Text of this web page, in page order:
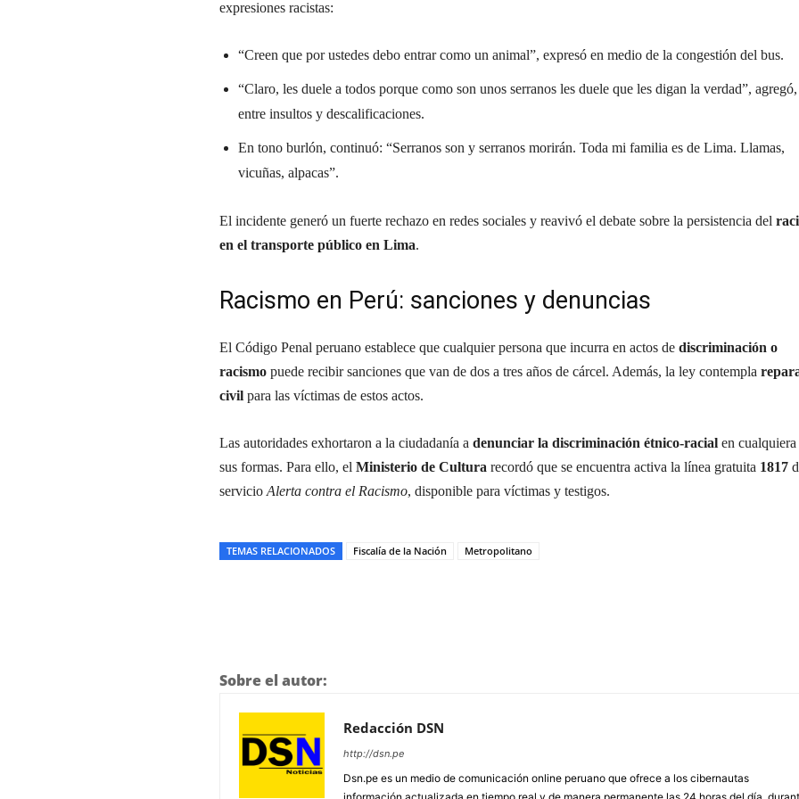
expresiones racistas:
“Creen que por ustedes debo entrar como un animal”, expresó en medio de la congestión del bus.
“Claro, les duele a todos porque como son unos serranos les duele que les digan la verdad”, agregó,
entre insultos y descalificaciones.
En tono burlón, continuó: “Serranos son y serranos morirán. Toda mi familia es de Lima. Llamas,
vicuñas, alpacas”.
El incidente generó un fuerte rechazo en redes sociales y reavivó el debate sobre la persistencia del
en el transporte público en Lima.
Racismo en Perú: sanciones y denuncias
El Código Penal peruano establece que cualquier persona que incurra en actos de discriminación o
racismo puede recibir sanciones que van de dos a tres años de cárcel. Además, la ley contempla
civil para las víctimas de estos actos.
Las autoridades exhortaron a la ciudadanía a denunciar la discriminación étnico-racial en cualquiera
sus formas. Para ello, el Ministerio de Cultura recordó que se encuentra activa la línea gratuita 1817
servicio Alerta contra el Racismo, disponible para víctimas y testigos.
TEMAS RELACIONADOS Fiscalía de la Nación Metropolitano
Sobre el autor:
Redacción DSN
http://dsn.pe
Dsn.pe es un medio de comunicación online peruano que ofrece a los cibernautas